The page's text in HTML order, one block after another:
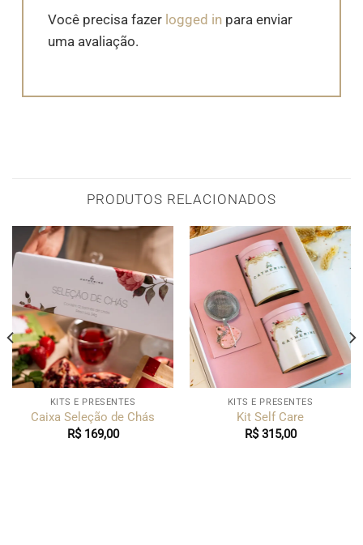
Você precisa fazer logged in para enviar
uma avaliação.
PRODUTOS RELACIONADOS
KITS E PRESENTES
Caixa Seleção de Chás
R$169,00
KITS E PRESENTES
Kit Self Care
R$315,00